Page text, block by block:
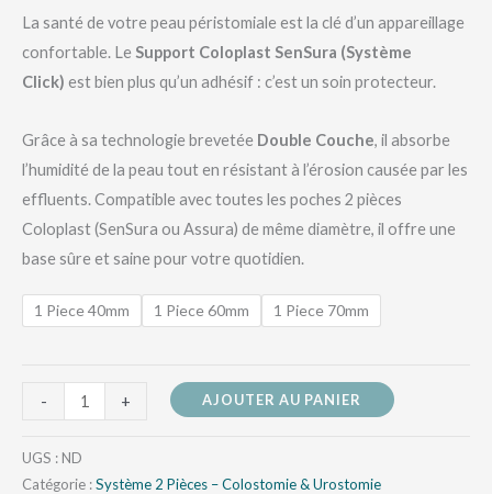
La santé de votre peau péristomiale est la clé d’un appareillage
confortable. Le Support Coloplast SenSura (Système
Click) est bien plus qu’un adhésif : c’est un soin protecteur.
Grâce à sa technologie brevetée Double Couche, il absorbe
l’humidité de la peau tout en résistant à l’érosion causée par les
effluents. Compatible avec toutes les poches 2 pièces
Coloplast (SenSura ou Assura) de même diamètre, il offre une
base sûre et saine pour votre quotidien.
1 Piece 40mm 1 Piece 60mm 1 Piece 70mm
- + AJOUTER AU PANIER
UGS : ND
Catégorie :Système 2 Pièces – Colostomie & Urostomie